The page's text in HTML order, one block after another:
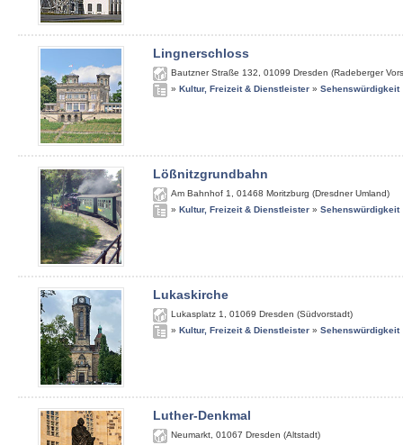
Lingnerschloss
Bautzner Straße 132 01099 Dresden (Radeberger
» Kultur, Freizeit & Dienstleister » Sehenswürdigkeit
Lößnitzgrundbahn
Am Bahnhof 1 01468 Moritzburg (Dresdner Umland)
» Kultur, Freizeit & Dienstleister » Sehenswürdigkeit
Lukaskirche
Lukasplatz 1 01069 Dresden (Südvorstadt)
» Kultur, Freizeit & Dienstleister » Sehenswürdigkeit
Luther-Denkmal
Neumarkt 01067 Dresden (Altstadt)